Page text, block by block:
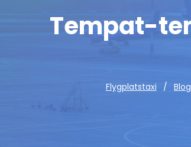
Tempat-
Flygplatstaxi Blog